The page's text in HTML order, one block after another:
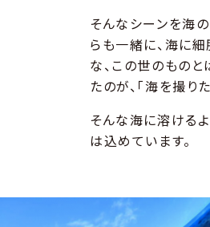
そんなシーンを海
らも一緒に、海に
な、この世のもの
たのが、「海を撮り
そんな海に溶ける
は込めています。